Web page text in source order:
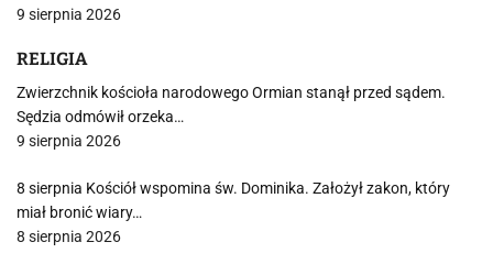
9 sierpnia 2026
RELIGIA
Zwierzchnik kościoła narodowego Ormian stanął przed sądem.
Sędzia odmówił orzeka…
9 sierpnia 2026
8 sierpnia Kościół wspomina św. Dominika. Założył zakon, który
miał bronić wiary…
8 sierpnia 2026